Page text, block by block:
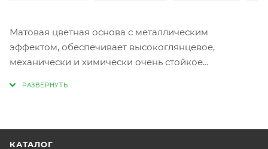
Матовая цветная основа с металлическим
эффектом, обеспечивает высокоглянцевое,
механически и химически очень стойкое
КАТАЛОГ